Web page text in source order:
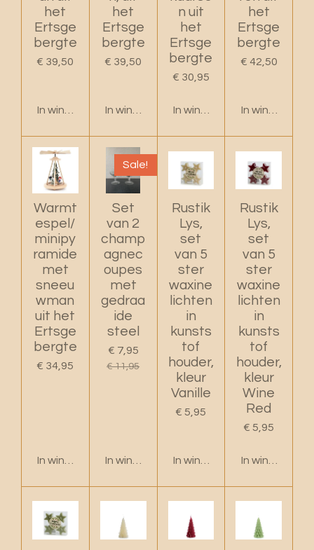
het
Ertsge
bergte
€ 39,50
In winkelwagen
het
Ertsge
bergte
€ 39,50
In winkelwagen
n uit
het
Ertsge
bergte
€ 30,95
In winkelwagen
het
Ertsge
bergte
€ 42,50
In
Warmt
espel/
minipy
ramide
met
sneeu
wman
uit het
Ertsge
bergte
€ 34,95
In winkelwagen
Sale!
Set
van 2
champ
agnec
oupes
met
gedraa
ide
steel
€ 7,95
€ 11,95
In winkelwagen
Rustik
Lys,
set
van 5
ster
waxine
lichten
in
kunsts
tof
houder,
kleur
Vanille
€ 5,95
In winkelwagen
Rustik
Lys,
set
van 5
ster
waxine
lichten
in
kunsts
tof
houder,
kleur
Wine
Red
€ 5,95
In